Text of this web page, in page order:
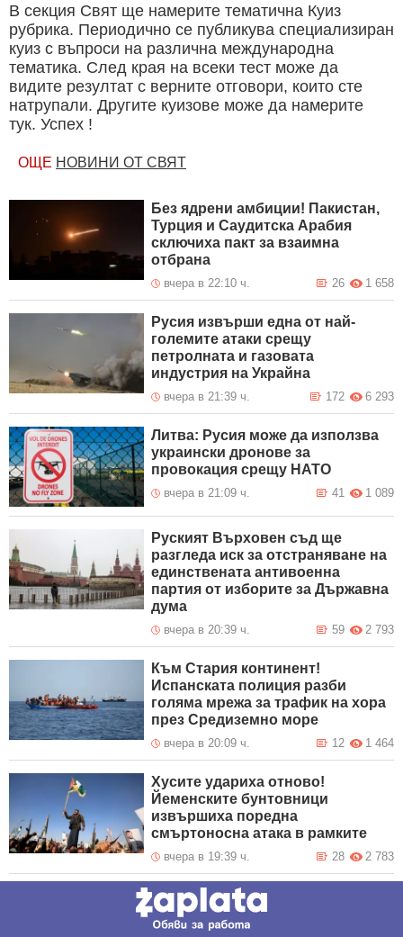
В секция Свят ще намерите тематична Куиз
рубрика. Периодично се публикува специализиран
куиз с въпроси на различна международна
тематика. След края на всеки тест може да
видите резултат с верните отговори, които сте
натрупали. Другите куизове може да намерите
тук. Успех !
ОЩЕ НОВИНИ ОТ СВЯТ
Без ядрени амбиции! Пакистан,
Турция и Саудитска Арабия
сключиха пакт за взаимна
отбрана
вчера в 22:10 ч. 1 658
26
Русия извърши една от най-
големите атаки срещу
петролната и газовата
индустрия на Украйна
вчера в 21:39 ч. 6 293
172
Литва: Русия може да използва
украински дронове за
провокация срещу НАТО
вчера в 21:09 ч. 1 089
41
Руският Върховен съд ще
разгледа иск за отстраняване на
единствената антивоенна
партия от изборите за Държавна
дума
вчера в 20:39 ч. 2 793
59
Към Стария континент!
Испанската полиция разби
голяма мрежа за трафик на хора
през Средиземно море
вчера в 20:09 ч. 1 464
12
Хусите удариха отново!
Йеменските бунтовници
извършиха поредна
смъртоносна атака в рамките
вчера в 19:39 ч. 2 783
28
Глобално затопляне! Китай
започва редовни контейнерни
превози до Европа по Северния